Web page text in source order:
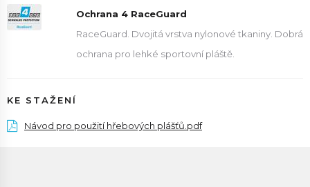
Ochrana 4 RaceGuard
RaceGuard. Dvojitá vrstva nylonové tkaniny. Dobrá
ochrana pro lehké sportovní pláště.
KE STAŽENÍ
Návod pro použití hřebových plášťů.pdf